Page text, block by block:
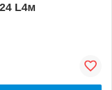
L4м